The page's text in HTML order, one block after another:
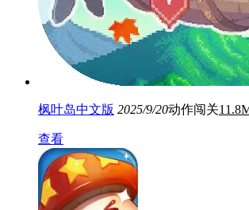
枫叶岛中文版 2025/9/20动作闯关
查看